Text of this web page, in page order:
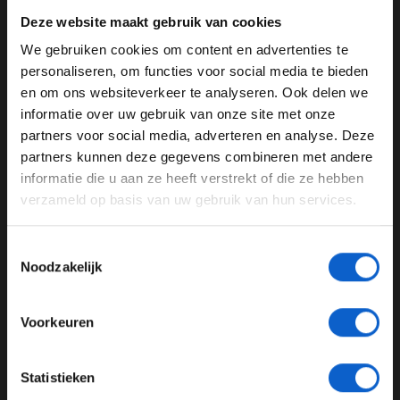
Deze website maakt gebruik van cookies
We gebruiken cookies om content en advertenties te
personaliseren, om functies voor social media te bieden
en om ons websiteverkeer te analyseren. Ook delen we
informatie over uw gebruik van onze site met onze
partners voor social media, adverteren en analyse. Deze
partners kunnen deze gegevens combineren met andere
informatie die u aan ze heeft verstrekt of die ze hebben
verzameld op basis van uw gebruik van hun services.
Noodzakelijk
Voorkeuren
Statistieken
Nadat Q2 was afgevlagd, werd de snelle tijd van Norris
verwijderd doortrack limits. Hij kan dus niet deelnemen
aan Q3. Maar hierdoor is Mick Schumacher wel
verzekerd van een plek in de top 10.
Great effort from@SchumacherMick👍
The Haas driver was sitting in P11 in Q2 before Lando
Norris had his lap time deleted#SpanishGP #F1
Q3 is van start gegaan. Er lijken een hoop kanshebbers
vandaag. Wie zet de beste tijd
WELKOM BIJ GRAND PRIX RADIO
Ben je 24 jaar of ouder?
Pas je advertentie instellingen aan en klik hieronder om
door te gaan naar de website!
Advertentie instellingen